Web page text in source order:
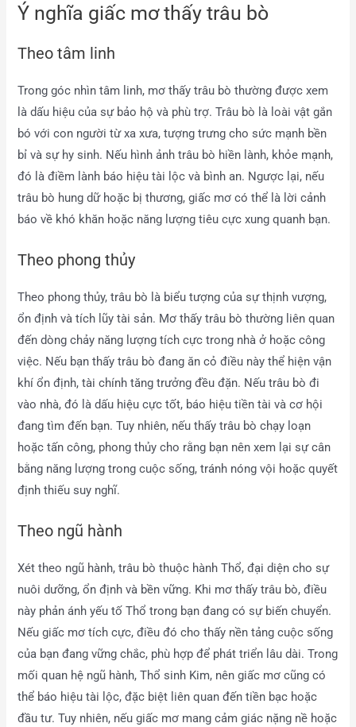
Ý nghĩa giấc mơ thấy trâu bò
Theo tâm linh
Trong góc nhìn tâm linh, mơ thấy trâu bò thường được xem
là dấu hiệu của sự bảo hộ và phù trợ. Trâu bò là loài vật gắn
bó với con người từ xa xưa, tượng trưng cho sức mạnh bền
bỉ và sự hy sinh. Nếu hình ảnh trâu bò hiền lành, khỏe mạnh,
đó là điềm lành báo hiệu tài lộc và bình an. Ngược lại, nếu
trâu bò hung dữ hoặc bị thương, giấc mơ có thể là lời cảnh
báo về khó khăn hoặc năng lượng tiêu cực xung quanh bạn.
Theo phong thủy
Theo phong thủy, trâu bò là biểu tượng của sự thịnh vượng,
ổn định và tích lũy tài sản. Mơ thấy trâu bò thường liên quan
đến dòng chảy năng lượng tích cực trong nhà ở hoặc công
việc. Nếu bạn thấy trâu bò đang ăn cỏ điều này thể hiện vận
khí ổn định, tài chính tăng trưởng đều đặn. Nếu trâu bò đi
vào nhà, đó là dấu hiệu cực tốt, báo hiệu tiền tài và cơ hội
đang tìm đến bạn. Tuy nhiên, nếu thấy trâu bò chạy loạn
hoặc tấn công, phong thủy cho rằng bạn nên xem lại sự cân
bằng năng lượng trong cuộc sống, tránh nóng vội hoặc quyết
định thiếu suy nghĩ.
Theo ngũ hành
Xét theo ngũ hành, trâu bò thuộc hành Thổ, đại diện cho sự
nuôi dưỡng, ổn định và bền vững. Khi mơ thấy trâu bò, điều
này phản ánh yếu tố Thổ trong bạn đang có sự biến chuyển.
Nếu giấc mơ tích cực, điều đó cho thấy nền tảng cuộc sống
của bạn đang vững chắc, phù hợp để phát triển lâu dài. Trong
mối quan hệ ngũ hành, Thổ sinh Kim, nên giấc mơ cũng có
thể báo hiệu tài lộc, đặc biệt liên quan đến tiền bạc hoặc
đầu tư. Tuy nhiên, nếu giấc mơ mang cảm giác nặng nề hoặc